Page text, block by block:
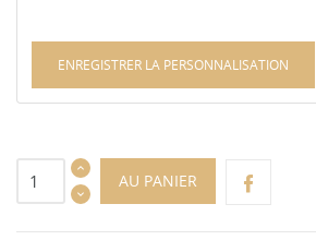
ENREGISTRER LA PERSONNALISATION
AU PANIER